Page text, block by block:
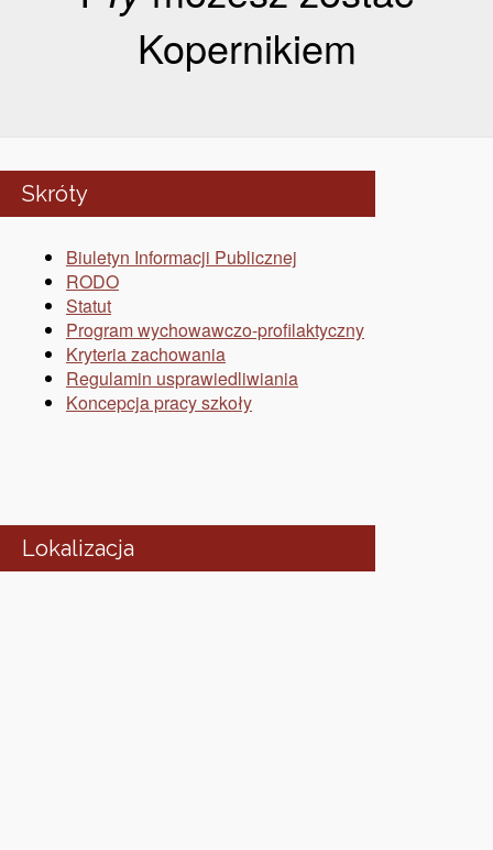
Kopernikiem
Skróty
Biuletyn Informacji Publicznej
RODO
Statut
Program wychowawczo-profilaktyczny
Kryteria zachowania
Regulamin usprawiedliwiania
Koncepcja pracy szkoły
Lokalizacja